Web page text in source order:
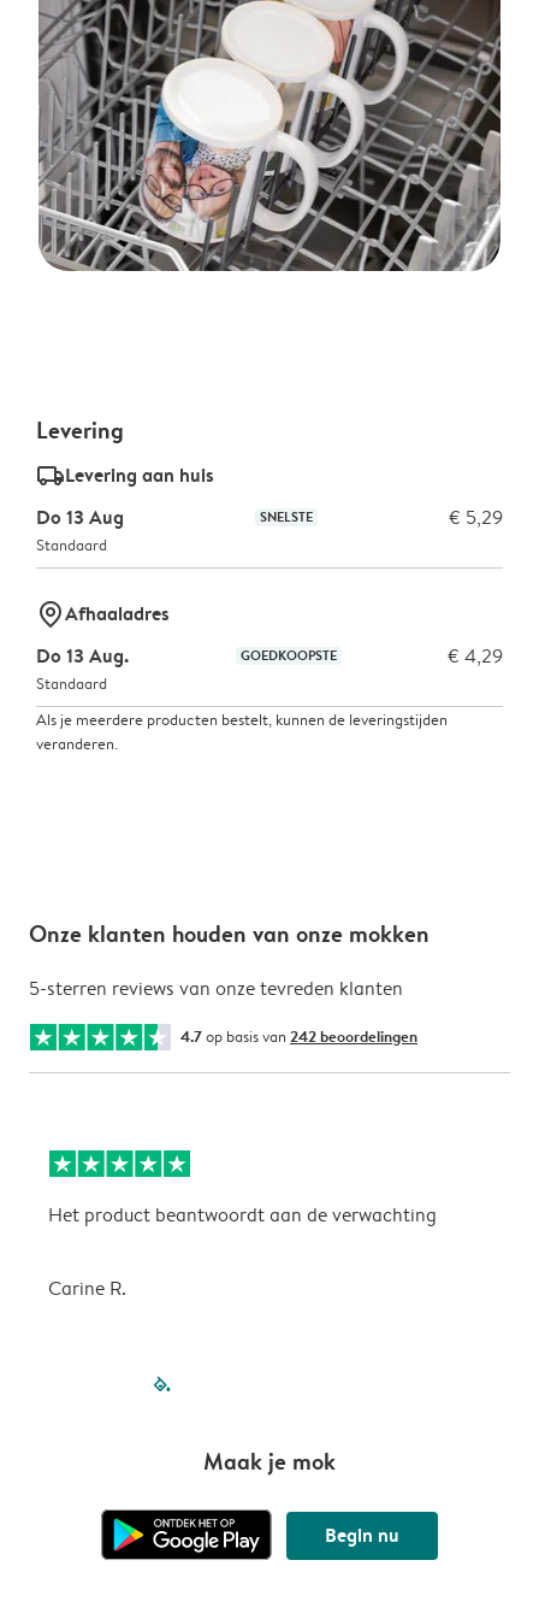
Levering
delivery_standard_v2Levering aan huis
Do 13 Aug
SNELSTE € 5,29
Standaard
marker-pinAfhaaladres
Do 13 Aug.
GOEDKOOPSTE € 4,29
Standaard
Als je meerdere producten bestelt, kunnen de leveringstijden
veranderen.
Onze klanten houden van onze mokken
5-sterren reviews van onze tevreden klanten
4.7op basis van 242 beoordelingen
Het product beantwoordt aan de verwachting
Carine R.
filled-pagination
Maak je mok
Begin nu